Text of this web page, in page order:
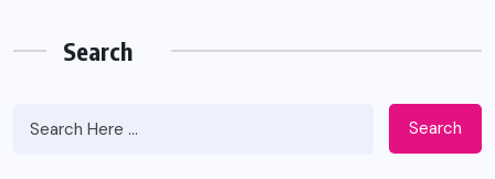
Search
Search